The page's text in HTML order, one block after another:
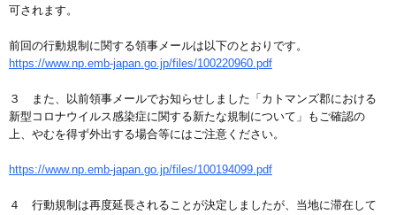
可されます。
前回の行動規制に関する領事メールは以下のとおりです。
https://www.np.emb-japan.go.jp/files/100220960.pdf
３ また、以前領事メールでお知らせしました「カトマンズ郡における
新型コロナウイルス感染症に関する新たな規制について」もご確認の
上、やむを得ず外出する場合等にはご注意ください。
https://www.np.emb-japan.go.jp/files/100194099.pdf
４ 行動規制は再度延長されることが決定しましたが、当地に滞在して